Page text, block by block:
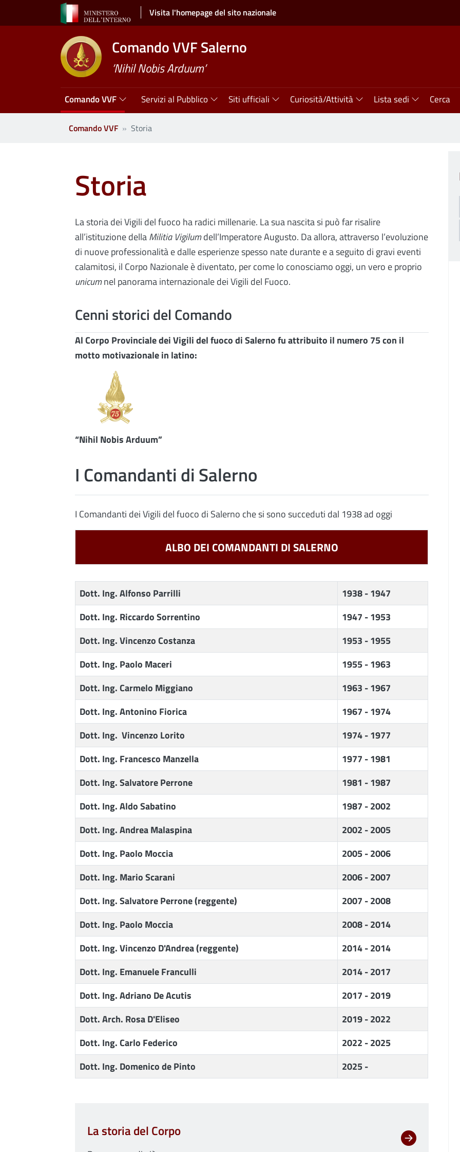
Salta al contenuto principale Visita l'homepage del sito nazionale
Comando VVF Salerno
’Nihil Nobis Arduum’
Navigazione principale
Comando VVF Servizi al Pubblico Siti ufficiali Curiosità/Attività Lista sedi Cerca
Comando VVF Storia
Storia
La storia dei Vigili del fuoco ha radici millenarie. La sua nascita si può far risalire
all’istituzione dellaMilitia Vigilumdell’Imperatore Augusto. Da allora, attraverso l’evoluzione
di nuove professionalità e dalle esperienze spesso nate durante e a seguito di gravi eventi
calamitosi, il Corpo Nazionale è diventato, per come lo conosciamo oggi, un vero e proprio
unicumnel panorama internazionale dei Vigili del Fuoco.
Cenni storici del Comando
Al Corpo Provinciale dei Vigili del fuoco di Salerno fu attribuito il numero 75 con il
motto motivazionale in latino:
“Nihil Nobis Arduum”
I Comandanti di Salerno
I Comandanti dei Vigili del fuoco di Salerno che si sono succeduti dal 1938 ad oggi
ALBO DEI COMANDANTI DI SALERNO
Dott. Ing. Alfonso Parrilli
1938 - 1947
Dott. Ing. Riccardo Sorrentino
1947 - 1953
Dott. Ing. Vincenzo Costanza
1953 - 1955
Dott. Ing. Paolo Maceri
1955 - 1963
Dott. Ing. Carmelo Miggiano
1963 - 1967
Dott. Ing. Antonino Fiorica
1967 - 1974
Dott. Ing. Vincenzo Lorito
1974 - 1977
Dott. Ing. Francesco Manzella
1977 - 1981
Dott. Ing. Salvatore Perrone
1981 - 1987
Dott. Ing. Aldo Sabatino
1987 - 2002
Dott. Ing. Andrea Malaspina
2002 - 2005
Dott. Ing. Paolo Moccia
2005 - 2006
Dott. Ing. Mario Scarani
2006 - 2007
Dott. Ing. Salvatore Perrone (reggente)
2007 - 2008
Dott. Ing. Paolo Moccia
2008 - 2014
Dott. Ing. Vincenzo D'Andrea(reggente)
2014 - 2014
Dott. Ing. Emanuele Franculli
2014 - 2017
Dott. Ing. Adriano De Acutis
2017 - 2019
Dott. Arch. Rosa D'Eliseo
2019 - 2022
Dott. Ing. Carlo Federico
2022 - 2025
Dott. Ing. Domenico de Pinto
2025 -
La storia del Corpo